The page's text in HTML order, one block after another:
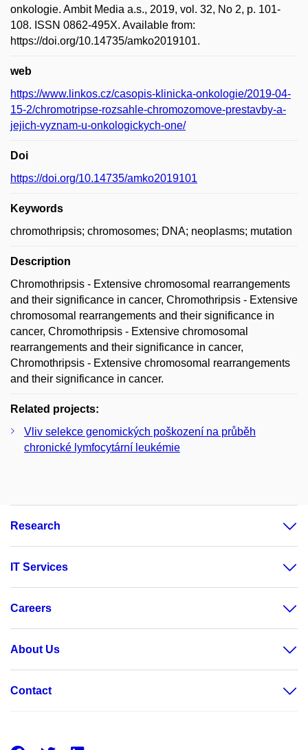
onkologie. Ambit Media a.s., 2019, vol. 32, No 2, p. 101-
108. ISSN 0862-495X. Available from:
https://doi.org/10.14735/amko2019101.
web
https://www.linkos.cz/casopis-klinicka-onkologie/2019-04-
15-2/chromotripse-rozsahle-chromozomove-prestavby-a-
jejich-vyznam-u-onkologickych-one/
Doi
https://doi.org/10.14735/amko2019101
Keywords
chromothripsis; chromosomes; DNA; neoplasms; mutation
Description
Chromothripsis - Extensive chromosomal rearrangements
and their significance in cancer, Chromothripsis - Extensive
chromosomal rearrangements and their significance in
cancer, Chromothripsis - Extensive chromosomal
rearrangements and their significance in cancer,
Chromothripsis - Extensive chromosomal rearrangements
and their significance in cancer.
Related projects:
Vliv selekce genomických poškození na průběh
chronické lymfocytární leukémie
Research
IT Services
Careers
About Us
Contact